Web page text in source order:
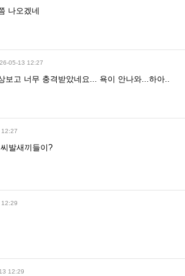
나오겠네
26-05-13 12:27
보고 너무 충격받았네요... 욕이 안나와...하아..
발새끼들이?
12:29